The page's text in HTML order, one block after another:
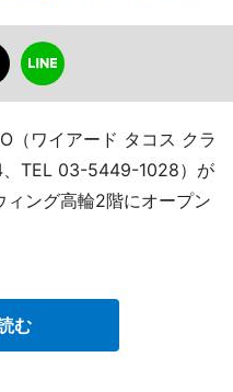
（ワイアード タコス クラ
、TEL 03-5449-1028）が
ング高輪2階にオープン
む